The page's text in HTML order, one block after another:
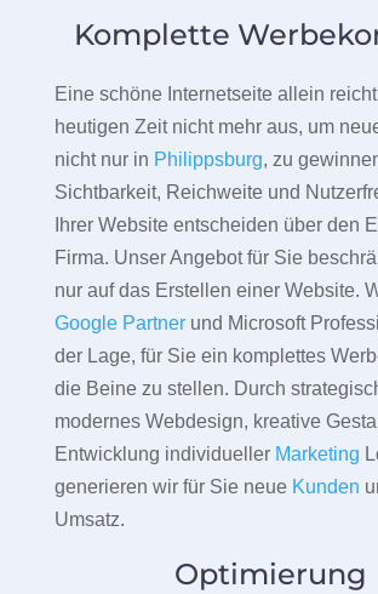
Komplette
Eine schöne Internetseite allein
heutigen Zeit nicht mehr aus, um
nicht nur in Philippsburg, zu
Sichtbarkeit, Reichweite und
Ihrer Website entscheiden über den
Firma. Unser Angebot für Sie
nur auf das Erstellen einer Website.
Google Partnerund Microsoft
der Lage, für Sie ein komplettes
die Beine zu stellen. Durch
modernes Webdesign, kreative
Entwicklung individueller Marketing
generieren wir für Sie neue Kunden
Umsatz.
Optimierung